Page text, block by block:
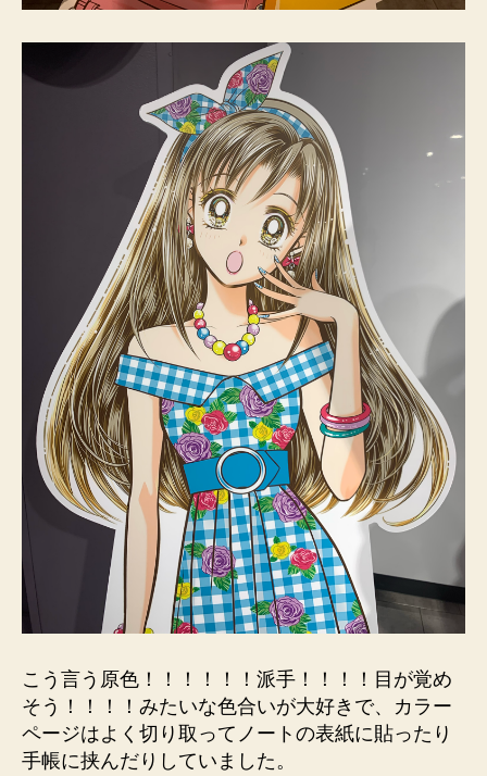
こう言う原色！！！！！！派手！！！！目が覚め
そう！！！！みたいな色合いが大好きで、カラー
ページはよく切り取ってノートの表紙に貼ったり
手帳に挟んだりしていました。